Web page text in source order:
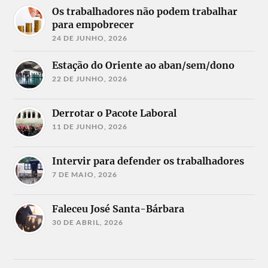
Os trabalhadores não podem trabalhar
para empobrecer
24 DE JUNHO, 2026
Estação do Oriente ao aban/sem/dono
22 DE JUNHO, 2026
Derrotar o Pacote Laboral
11 DE JUNHO, 2026
Intervir para defender os trabalhadores
7 DE MAIO, 2026
Faleceu José Santa-Bárbara
30 DE ABRIL, 2026